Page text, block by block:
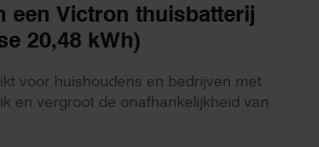
een Victron thuisbatterij
20,48 kWh)
voor huishoudens en bedrijven met
en vergroot de onafhankelijkheid van